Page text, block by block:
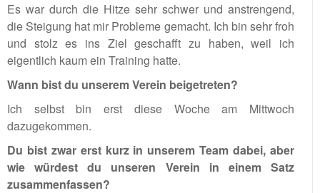
Es war durch die Hitze sehr schwer und anstrengend,
die Steigung hat mir Probleme gemacht. Ich bin sehr froh
und stolz es ins Ziel geschafft zu haben, weil ich
eigentlich kaum ein Training hatte.
Wann bist du unserem Verein beigetreten?
Ich selbst bin erst diese Woche am Mittwoch
dazugekommen.
Du bist zwar erst kurz in unserem Team dabei, aber
wie würdest du unseren Verein in einem Satz
zusammenfassen?